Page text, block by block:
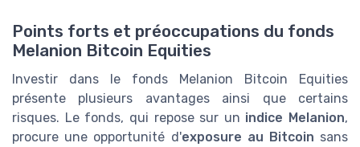
Points forts et préoccupations du fonds
Melanion Bitcoin Equities
Investir dans le fonds Melanion Bitcoin Equities
présente plusieurs avantages ainsi que certains
risques. Le fonds, qui repose sur un indice Melanion,
procure une opportunité d'exposure au Bitcoin sans